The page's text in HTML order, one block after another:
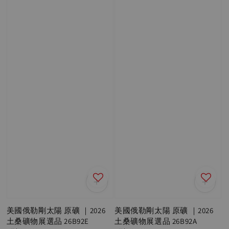
美國俄勒剛太陽 原礦 ｜2026
土桑礦物展選品 26B92E
美國俄勒剛太陽 原礦 ｜2026
土桑礦物展選品 26B92A